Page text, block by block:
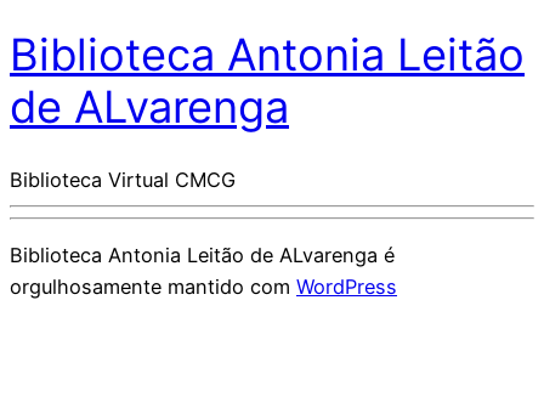
Biblioteca Antonia Leitão
de ALvarenga
Biblioteca Virtual CMCG
Biblioteca Antonia Leitão de ALvarenga é
orgulhosamente mantido com WordPress